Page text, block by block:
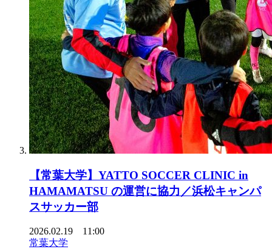
【常葉大学】YATTO SOCCER CLINIC in
HAMAMATSU の運営に協力／浜松キャンパ
スサッカー部
2026.02.19 11:00
常葉大学